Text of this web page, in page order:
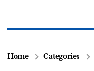
Home Categories